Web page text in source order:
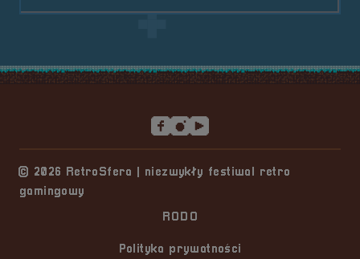
© 2026 RetroSfera | niezwykły festiwal retro
gamingowy
RODO
Polityka prywatności